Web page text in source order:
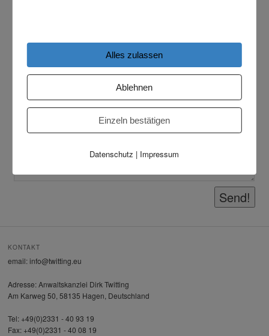
KONTAKT
email: info@twitting.eu
Adresse: Anwaltskanzlei Dirk Twitting
Am Karweg 50, 58135 Hagen, Deutschland
Tel: +49(0)2331 - 40 93 19
Fax: +49(0)2331 - 40 08 19
Alles zulassen
Ablehnen
Einzeln bestätigen
Datenschutz | Impressum